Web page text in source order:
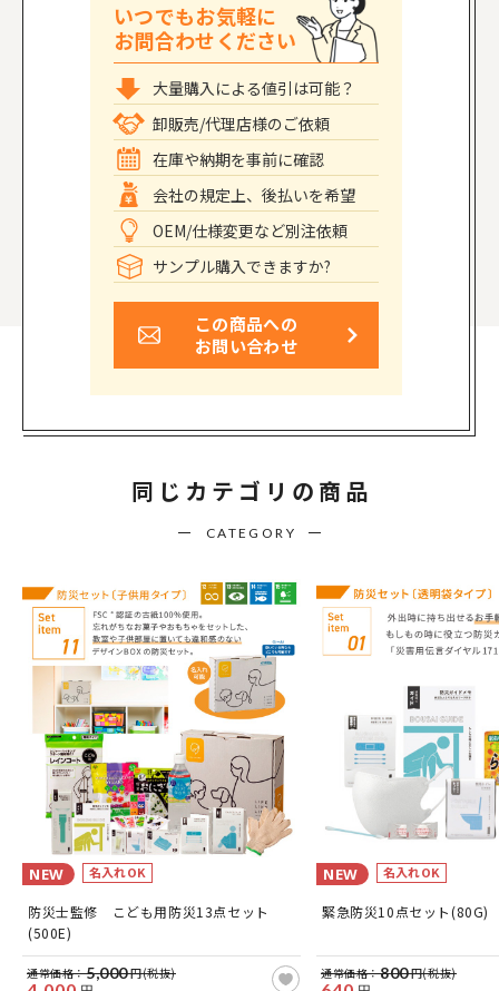
いつでもお気軽に
お問合わせください
大量購入による値引は可能？
卸販売/代理店様のご依頼
在庫や納期を事前に確認
会社の規定上、後払いを希望
OEM/仕様変更など別注依頼
サンプル購入できますか?
この商品への
お問い合わせ
同じカテゴリの商品
CATEGORY
NEW 名入れOK
防災士監修 こども用防災13点セット
(500E)
通常価格：5,000円(税抜)
NEW 名入れOK
緊急防災10点セット(80G)
通常価格：800円(税抜)